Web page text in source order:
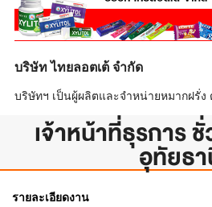
บริษัท ไทยลอตเต้ จำกัด
บริษัทฯ เป็นผู้ผลิตและจำหน่ายหมากฝรั่ง
เจ้าหน้าที่ธุรการ
อุทัยธ
รายละเอียดงาน